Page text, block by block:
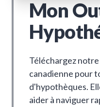
Mon
Téléchargez
canadienne pour
d'hypothèques.
aider à naviguer